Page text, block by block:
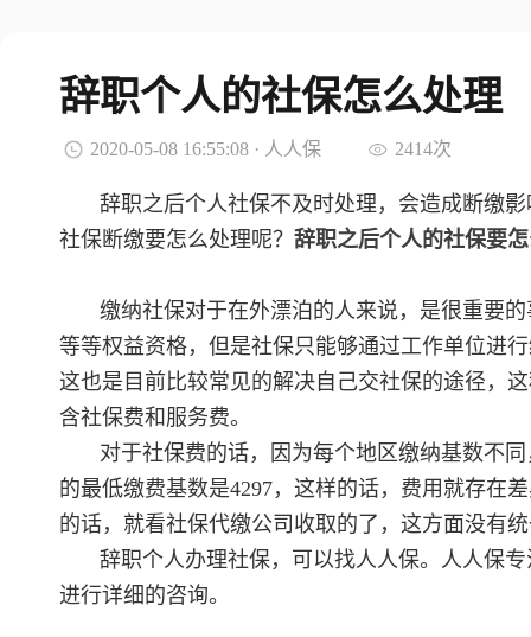
辞职个人的社保怎么处理
2020-05-08 16:55:08 · 人人保 2414次
辞职之后个人社保不及时处理，会造成断缴
社保断缴要怎么处理呢？ 辞职之后个人的社保要
缴纳社保对于在外漂泊的人来说，是很重要
等等权益资格，但是社保只能够通过工作单位进
这也是目前比较常见的解决自己交社保的途径，
含社保费和服务费。
对于社保费的话，因为每个地区缴纳基数不
的最低缴费基数是4297，这样的话，费用就存在
的话，就看社保代缴公司收取的了，这方面没有
辞职个人办理社保，可以找人人保。人人保
进行详细的咨询。